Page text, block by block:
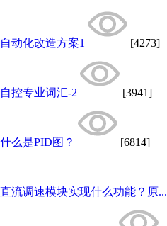
自动化改造方案1 [4273]
自控专业词汇-2 [3941]
什么是PID图？ [6814]
直流调速模块实现什么功能？原...